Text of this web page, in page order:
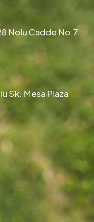
Nolu Cadde No:7
Sk. Mesa Plaza